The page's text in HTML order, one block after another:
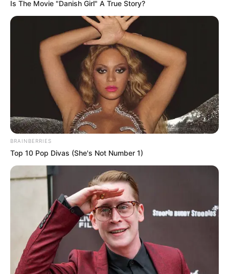
Is The Movie "Danish Girl" A True Story?
BRAINBERRIES
Top 10 Pop Divas (She's Not Number 1)